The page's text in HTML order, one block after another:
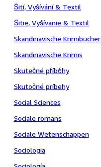
Šití, Vyšívání & Textil
Šitie, Vyšívanie & Textil
Skandinavische Krimibücher
Skandinavische Krimis
Skutečné příběhy
Skutočné príbehy
Social Sciences
Sociale romans
Sociale Wetenschappen
Sociologia